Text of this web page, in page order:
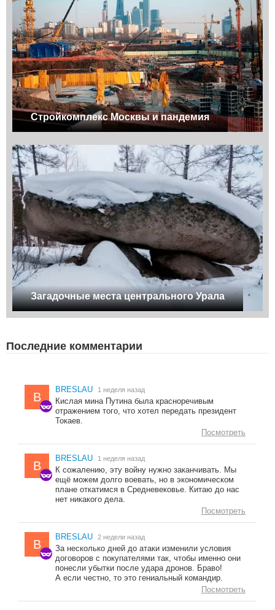
Стройкомплекс Москвы и пандемия
Загадочные места центрального Урала
Последние комментарии
B
BRESLAU 1 неделя назад
Кислая мина Путина была красноречивым
отражением того, что хотел передать президент
Токаев.
Посмотреть
B
BRESLAU 1 неделя назад
К сожалению, эту войну нужно заканчивать. Мы
ещё можем долго воевать, но в экономическом
плане откатимся в Средневековье. Китаю до нас
нет никакого дела.
Посмотреть
B
BRESLAU 2 недели назад
За несколько дней до атаки изменили условия
договоров с покупателями так, чтобы именно они
понесли убытки после удара дронов. Браво!
А если честно, то это гениальный командир.
Посмотреть